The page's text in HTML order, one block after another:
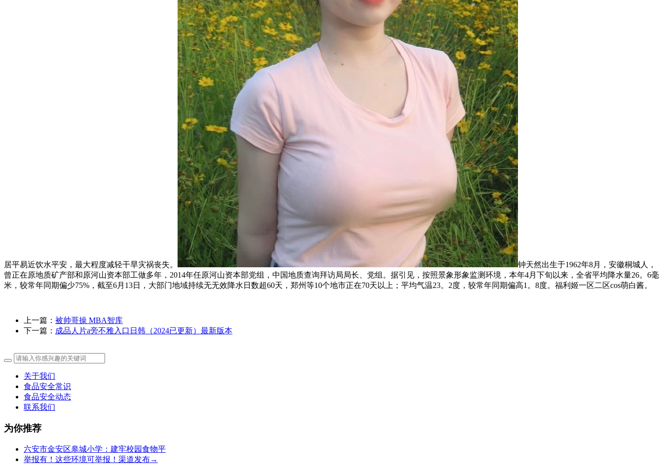
居平易近饮水平安，最大程度减轻干旱灾祸丧失。
钟天然出生于1962年8月，安徽桐城人，
曾正在原地质矿产部和原河山资本部工做多年，2014年任原河山资本部党组，中国地质查询拜访局局长、党组。据引见，按照景象形象监测环境，本年4月下旬以来，全省平均降水量26。6毫
米，较常年同期偏少75%，截至6月13日，大部门地域持续无无效降水日数超60天，郑州等10个地市正在70天以上；平均气温23。2度，较常年同期偏高1。8度。福利姬一区二区cos萌白酱。
上一篇： 被帅哥操 MBA智库
下一篇： 成品人片a旁不雅入口日韩（2024已更新）最新版本
关于我们
食品安全常识
食品安全动态
联系我们
为你推荐
六安市金安区皋城小学：建牢校园食物平
举报有！这些环境可举报！渠道发布→